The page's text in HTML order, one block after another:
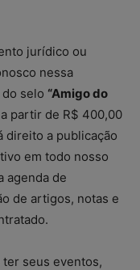
jurídico ou
nessa
selo “Amigo do
partir de R$ 400,00
direito a publicação
em todo nosso
agenda de
de artigos, notas e
seus eventos,